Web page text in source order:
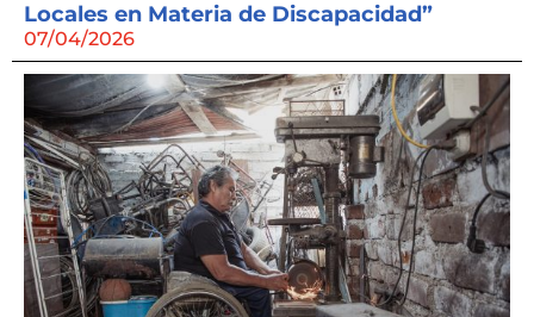
Locales en Materia de Discapacidad”
07/04/2026